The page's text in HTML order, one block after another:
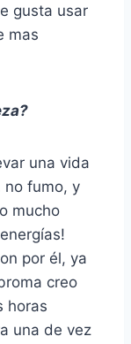
gusta usar
mas
una vida
no fumo, y
mucho
por él, ya
creo
horas
una de vez